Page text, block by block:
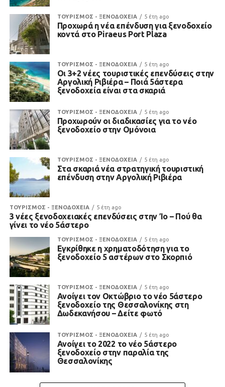
ΤΟΥΡΙΣΜΟΣ - ΞΕΝΟΔΟΧΕΙΑ 5 έτη ago
Προχωρά η νέα επένδυση για ξενοδοχείο
κοντά στο Piraeus Port Plaza
ΤΟΥΡΙΣΜΟΣ - ΞΕΝΟΔΟΧΕΙΑ 5 έτη ago
Οι 3+2 νέες τουριστικές επενδύσεις στην
Αργολική Ριβιέρα – Ποιά 5άστερα
ξενοδοχεία είναι στα σκαριά
ΤΟΥΡΙΣΜΟΣ - ΞΕΝΟΔΟΧΕΙΑ 5 έτη ago
Προχωρούν οι διαδικασίες για το νέο
ξενοδοχείο στην Ομόνοια
ΤΟΥΡΙΣΜΟΣ - ΞΕΝΟΔΟΧΕΙΑ 5 έτη ago
Στα σκαριά νέα στρατηγική τουριστική
επένδυση στην Αργολική Ριβιέρα
ΤΟΥΡΙΣΜΟΣ - ΞΕΝΟΔΟΧΕΙΑ 5 έτη ago
3 νέες ξενοδοχειακές επενδύσεις στην Ίο – Πού θα
γίνει το νέο 5άστερο
ΤΟΥΡΙΣΜΟΣ - ΞΕΝΟΔΟΧΕΙΑ 5 έτη ago
Εγκρίθηκε η χρηματοδότηση για το
ξενοδοχείο 5 αστέρων στο Σκορπιό
ΤΟΥΡΙΣΜΟΣ - ΞΕΝΟΔΟΧΕΙΑ 5 έτη ago
Ανοίγει τον Οκτώβριο το νέο 5άστερο
ξενοδοχείο της Θεσσαλονίκης στη
Δωδεκανήσου – Δείτε φωτό
ΤΟΥΡΙΣΜΟΣ - ΞΕΝΟΔΟΧΕΙΑ 5 έτη ago
Ανοίγει το 2022 το νέο 5άστερο
ξενοδοχείο στην παραλία της
Θεσσαλονίκης